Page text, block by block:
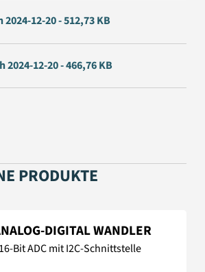
12-20 - 512,73 KB
12-20 - 466,76 KB
PRODUKTE
DIGITAL WANDLER
Bit ADC mit I2C-Schnittstelle